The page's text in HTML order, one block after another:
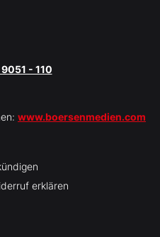
- 110
www.boersenmedien.com
erklären